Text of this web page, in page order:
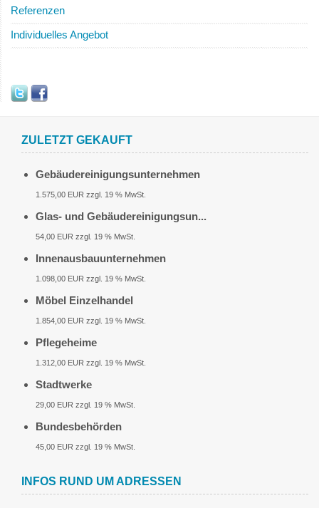
Referenzen
Individuelles Angebot
ZULETZT GEKAUFT
Gebäudereinigungsunternehmen
1.575,00 EUR zzgl. 19 % MwSt.
Glas- und Gebäudereinigungsun...
54,00 EUR zzgl. 19 % MwSt.
Innenausbauunternehmen
1.098,00 EUR zzgl. 19 % MwSt.
Möbel Einzelhandel
1.854,00 EUR zzgl. 19 % MwSt.
Pflegeheime
1.312,00 EUR zzgl. 19 % MwSt.
Stadtwerke
29,00 EUR zzgl. 19 % MwSt.
Bundesbehörden
45,00 EUR zzgl. 19 % MwSt.
INFOS RUND UM ADRESSEN